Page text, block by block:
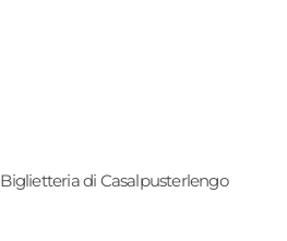
Biglietteria di Casalpusterlengo